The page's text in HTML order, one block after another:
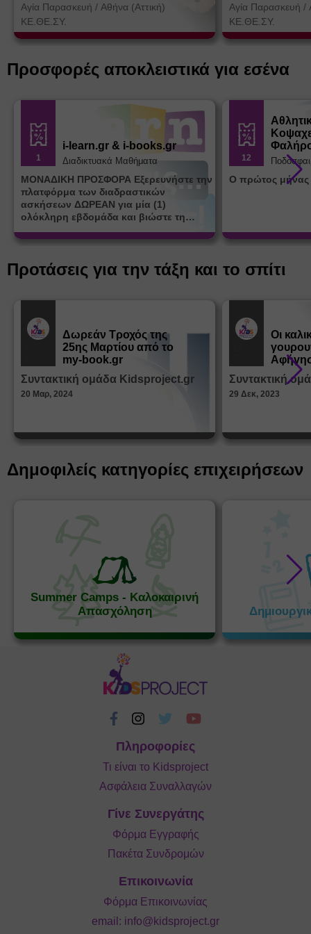
Θεσσαλονίκη)
Αγία Παρασκευή / Αθήνα (Αττική)
ΚΕ.ΘΕ.ΣΥ.
Αγία Παρασκευή /
ΚΕ.ΘΕ.ΣΥ.
Προσφορές αποκλειστικά για εσένα
1
i-learn.gr & i-books.gr
Διαδικτυακά Μαθήματα
ΜΟΝΑΔΙΚΗ ΠΡΟΣΦΟΡΑ Εξερευνήστε την
πλατφόρμα των διαδραστικών
ασκήσεων ΔΩΡΕΑΝ για μία (1)
ολόκληρη εβδομάδα και βιώστε τη
learn.gr* * Αφορά νέες εγγραφές
12
Ο πρώτος
Προτάσεις για την τάξη και το σπίτι
Δωρεάν Tροχός της
25ης Μαρτίου από το
my-book.gr
Συντακτική ομάδα Kidsproject.gr
20 Μαρ, 2024
Οι
από τα
Συντακτική
29 Δεκ, 2023
Δημοφιλείς κατηγορίες επιχειρήσεων
Summer Camps - Καλοκαιρινή
Απασχόληση
Πληροφορίες
Τι είναι το Kidsproject
Ασφάλεια Συναλλαγών
Γίνε Συνεργάτης
Φόρμα Εγγραφής
Πακέτα Συνδρομών
Επικοινωνία
Φόρμα Επικοινωνίας
email: info@kidsproject.gr